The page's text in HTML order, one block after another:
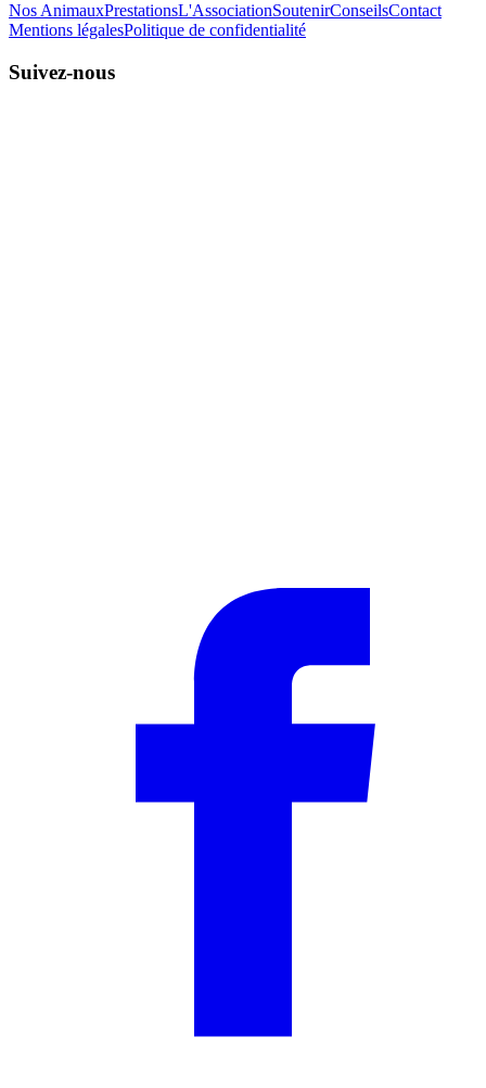
Nos AnimauxPrestationsL'AssociationSoutenirConseilsContact
Mentions légalesPolitique de confidentialité
Suivez-nous